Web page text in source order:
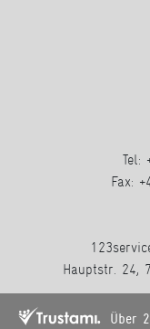
Tel:
Fax:
Hauptstr. 24,
Über